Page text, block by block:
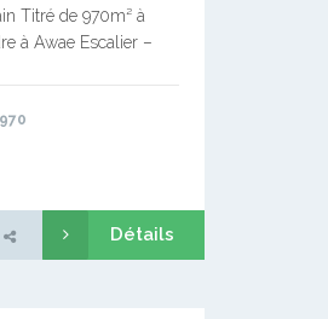
Titré de 970m² à
à Awae Escalier –
Catholique –
970
Détails